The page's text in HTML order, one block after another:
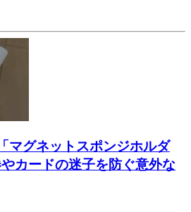
マグネットスポンジホルダ
カードの迷子を防ぐ意外な